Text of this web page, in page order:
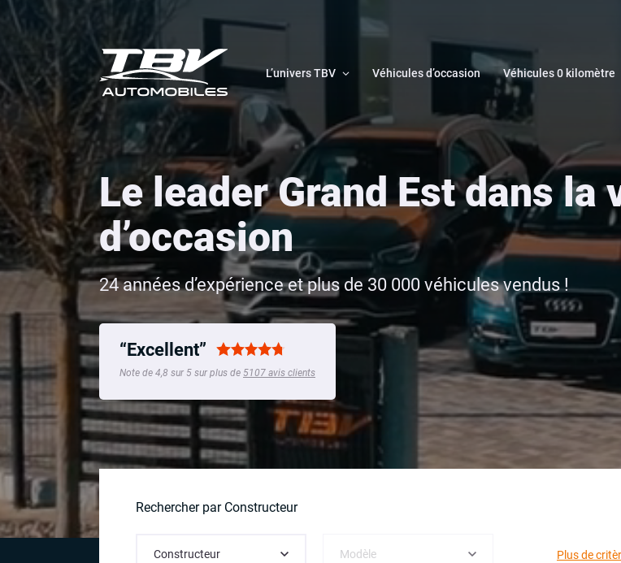
L’univers TBV Véhicules d’occasion Véhicules 0 kilomètre
Le leader Grand Est dans la
d’occasion
24 années d’expérience et plus de 30 000 véhicules vendus !
“Excellent”
Note de 4,8 sur 5 sur plus de 5107 avis clients
Rechercher par Constructeur
Plus de